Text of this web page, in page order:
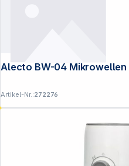
Artikel-Nr.:272276